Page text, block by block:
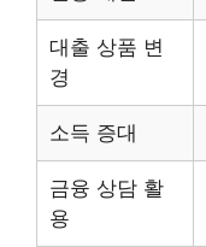
대출 상품 변
경
소득 증대
금융 상담 활
용